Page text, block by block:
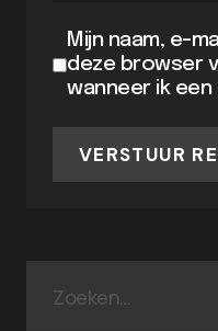
Mijn naam, e-
deze browser
wanneer ik
VERSTUUR